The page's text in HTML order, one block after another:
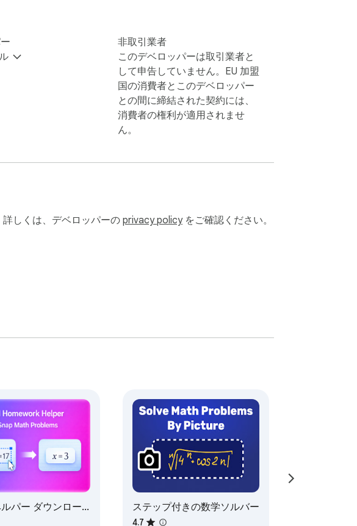
け付けます。デバイスからアップロードするか、オンライ
問題タイプにわたって信頼できる結果が得られます。
立ちます。実際に学ぶことができるスクリーンショット数学
節約するために私たちの拡張機能を使用します。
非取引業者
このデベロッパーは取引業者と
して申告していません。EU 加盟
国の消費者とこのデベロッパー
との間に締結された契約には、
消費者の権利が適用されませ
ん。
しくは、デベロッパーの privacy policyをご確認ください。
パー ダウンロー
ステップ付きの数学ソルバー
4.7